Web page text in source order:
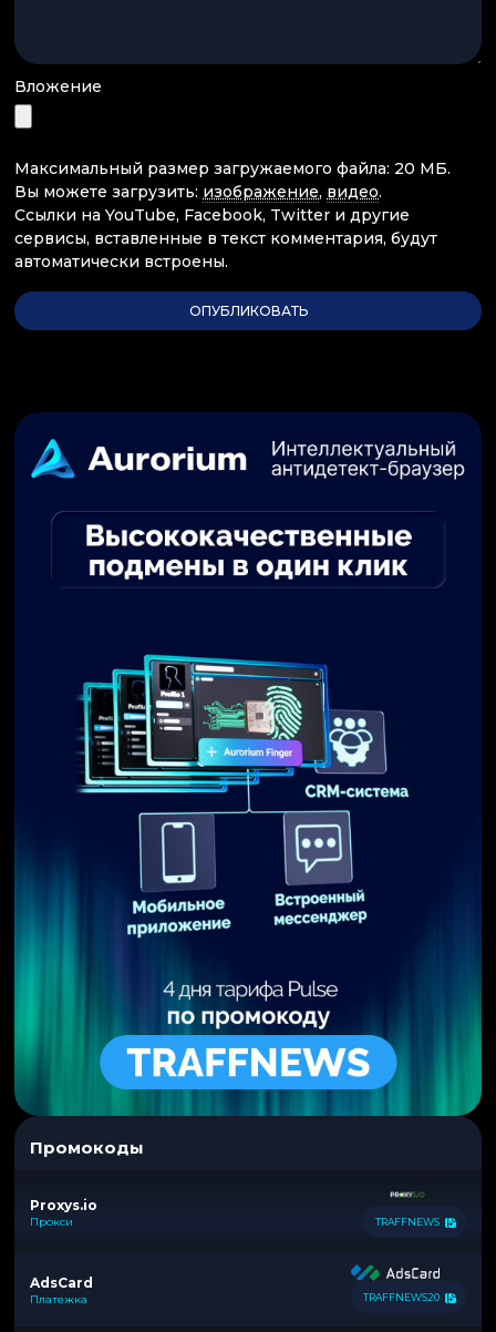
Вложение
Максимальный размер загружаемого файла: 20 МБ.
Вы можете загрузить: изображение, видео.
Ссылки на YouTube, Facebook, Twitter и другие
сервисы, вставленные в текст комментария, будут
автоматически встроены.
Промокоды
Proxys.io
Прокси TRAFFNEWS
AdsCard
Платежка TRAFFNEWS20